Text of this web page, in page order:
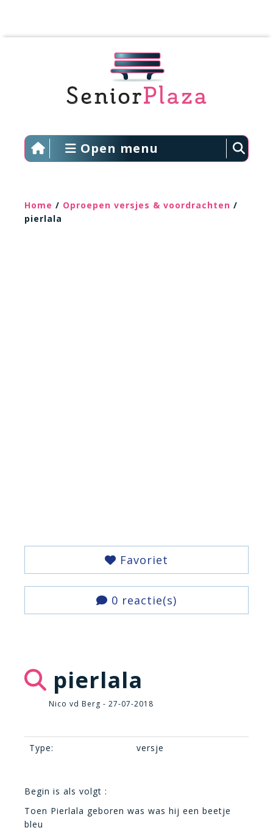
Open menu
Home / Oproepen versjes & voordrachten /
pierlala
Favoriet
0 reactie(s)
pierlala
Nico vd Berg - 27-07-2018
Type: versje
Begin is als volgt :
Toen Pierlala geboren was was hij een beetje
bleu